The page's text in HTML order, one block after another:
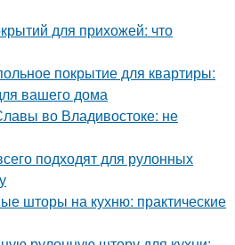
для прихожей: что
покрытие для квартиры:
вашего дома
во Владивостоке: не
подходят для рулонных
шторы на кухню: практические